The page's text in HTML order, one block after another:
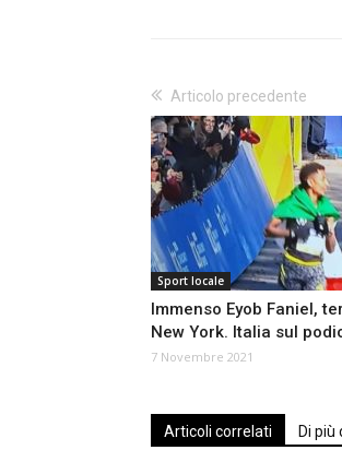
Articolo precedente
Sport locale
Immenso Eyob Faniel,
New York. Italia sul
7 Novembre 2021
Articoli correlati Di